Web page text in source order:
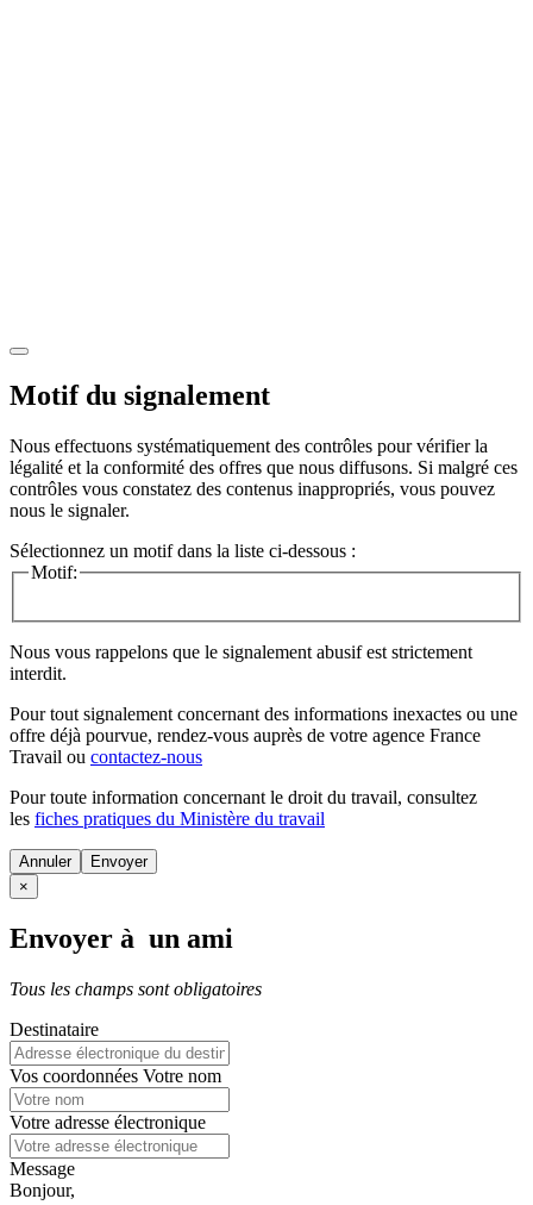
Motif du signalement
Nous effectuons systématiquement des contrôles pour vérifier la
légalité et la conformité des offres que nous diffusons. Si malgré ces
contrôles vous constatez des contenus inappropriés, vous pouvez
nous le signaler.
Sélectionnez un motif dans la liste ci-dessous :
Motif:
Nous vous rappelons que le signalement abusif est strictement
interdit.
Pour tout signalement concernant des informations inexactes ou une
offre déjà pourvue, rendez-vous auprès de votre agence France
Travail ou contactez-nous
Pour toute information concernant le droit du travail, consultez
les fiches pratiques du Ministère du travail
Annuler
×
Envoyer à un ami
Tous les champs sont obligatoires
Destinataire
Vos coordonnées Votre nom
Votre adresse électronique
Message
Bonjour,